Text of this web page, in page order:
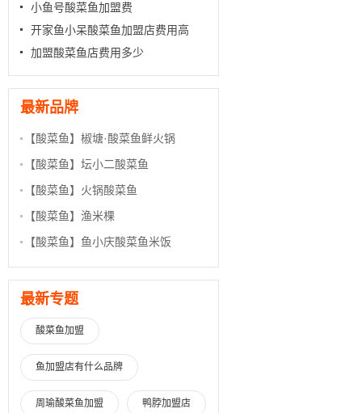
小鱼号酸菜鱼加盟费
开家鱼小呆酸菜鱼加盟店费用高
加盟酸菜鱼店费用多少
最新品牌
【酸菜鱼】 椒塘·酸菜鱼鲜火锅
【酸菜鱼】 坛小二酸菜鱼
【酸菜鱼】 火锅酸菜鱼
【酸菜鱼】 渔米棵
【酸菜鱼】 鱼小庆酸菜鱼米饭
最新专题
酸菜鱼加盟
鱼加盟店有什么品牌
周瑜酸菜鱼加盟 鸭脖加盟店